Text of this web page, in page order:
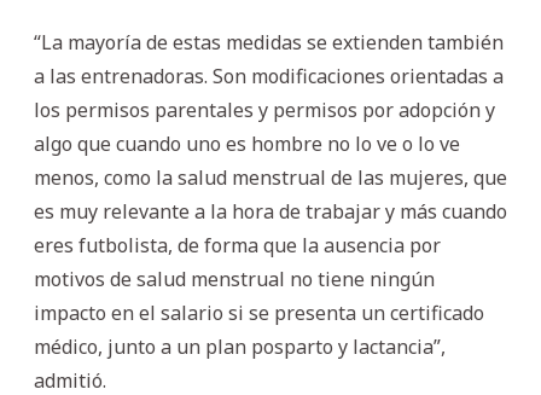
“La mayoría de estas medidas se extienden también
a las entrenadoras. Son modificaciones orientadas a
los permisos parentales y permisos por adopción y
algo que cuando uno es hombre no lo ve o lo ve
menos, como la salud menstrual de las mujeres, que
es muy relevante a la hora de trabajar y más cuando
eres futbolista, de forma que la ausencia por
motivos de salud menstrual no tiene ningún
impacto en el salario si se presenta un certificado
médico, junto a un plan posparto y lactancia”,
admitió.